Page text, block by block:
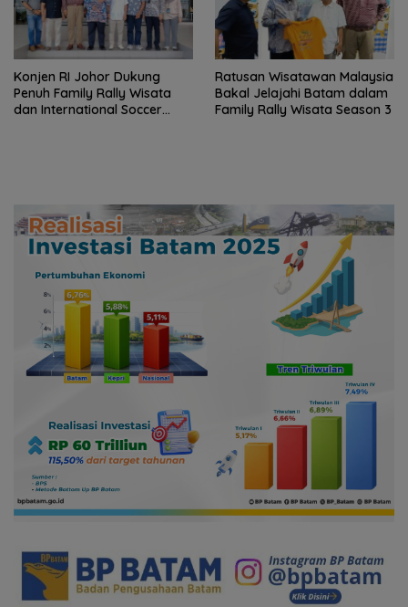
Konjen RI Johor Dukung
Penuh Family Rally Wisata
dan International Soccer
Ratusan Wisatawan Malaysia
Bakal Jelajahi Batam dalam
Family Rally Wisata Season 3